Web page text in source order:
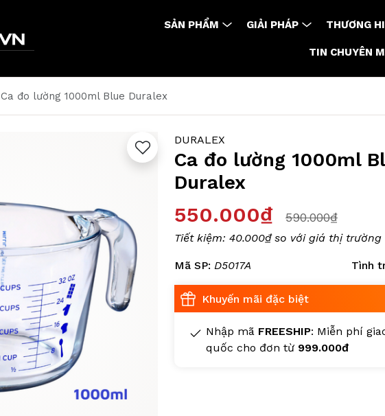
SẢN PHẨM GIẢI PHÁP THƯƠNG
TIN CHUYÊN
Ca đo lường 1000ml Blue Duralex
DURALEX
Ca đo lường 1000ml
Duralex
550.000₫ 590.000₫
Tiết kiệm: 40.000₫so với giá thị trường
Mã SP: D5017A Tình
Khuyến mãi đặc biệt
Nhập mã FREESHIP: Miễn phí
quốc cho đơn từ 999.000đ